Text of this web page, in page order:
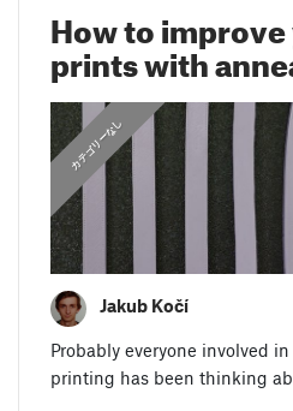
How to
prints with
カテゴリーなし
Jakub Kočí
Probably everyone involved
printing has been thinking